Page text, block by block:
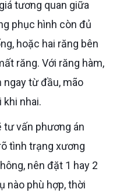
tương quan giữa
phục hình còn đủ
hoặc hai răng bên
răng. Với răng hàm,
từ đầu, mão
khi nhai.
tình trạng xương
nên đặt 1 hay 2
nào phù hợp, thời